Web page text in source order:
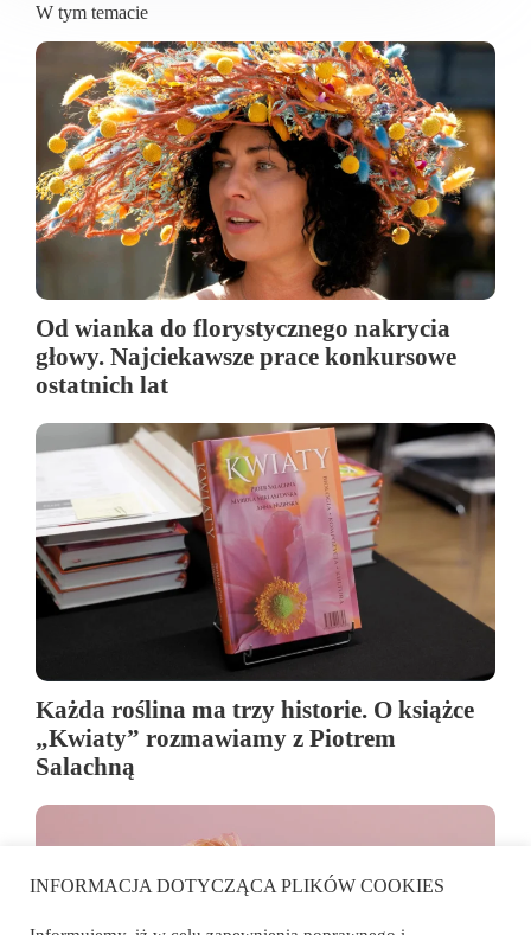
W tym temacie
Od wianka do florystycznego nakrycia
głowy. Najciekawsze prace konkursowe
ostatnich lat
Każda roślina ma trzy historie. O książce
„Kwiaty” rozmawiamy z Piotrem
Salachną
INFORMACJA DOTYCZĄCA PLIKÓW COOKIES